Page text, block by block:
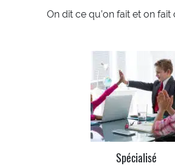
On dit ce qu’on fait et on fait
Spécialisé